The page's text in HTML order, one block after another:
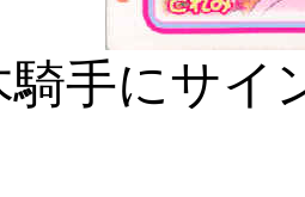
騎手にサイ